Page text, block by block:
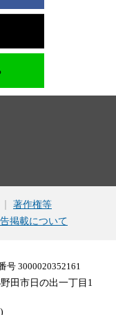
著作権等
掲載について
号 3000020352161
田市日の出一丁目1